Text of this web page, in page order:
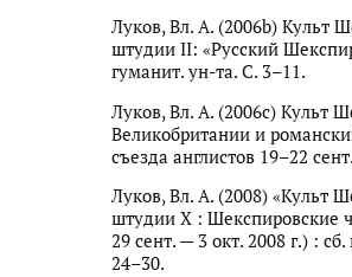
Луков, Вл. А. (2006b) Культ
штудии II: «Русский
гуманит. ун-та. С. 3–11.
Луков, Вл. А. (2006c) Культ
Великобритании и
съезда англистов 19–22
Луков, Вл. А. (2008) «Культ
штудии X : Шекспировские
29 сент. — 3 окт. 2008 г.) :
24–30.